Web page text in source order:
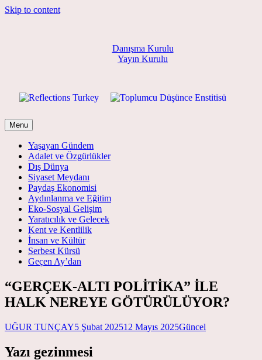
Skip to content
Danışma Kurulu
Yayın Kurulu
Menu
Yaşayan Gündem
Adalet ve Özgürlükler
Dış Dünya
Siyaset Meydanı
Paydaş Ekonomisi
Aydınlanma ve Eğitim
Eko-Sosyal Gelişim
Yaratıcılık ve Gelecek
Kent ve Kentlilik
İnsan ve Kültür
Serbest Kürsü
Geçen Ay’dan
“GERÇEK-ALTI POLİTİKA” İLE
HALK NEREYE GÖTÜRÜLÜYOR?
UĞUR TUNÇAY5 Şubat 202512 Mayıs 2025Güncel
Yazı gezinmesi